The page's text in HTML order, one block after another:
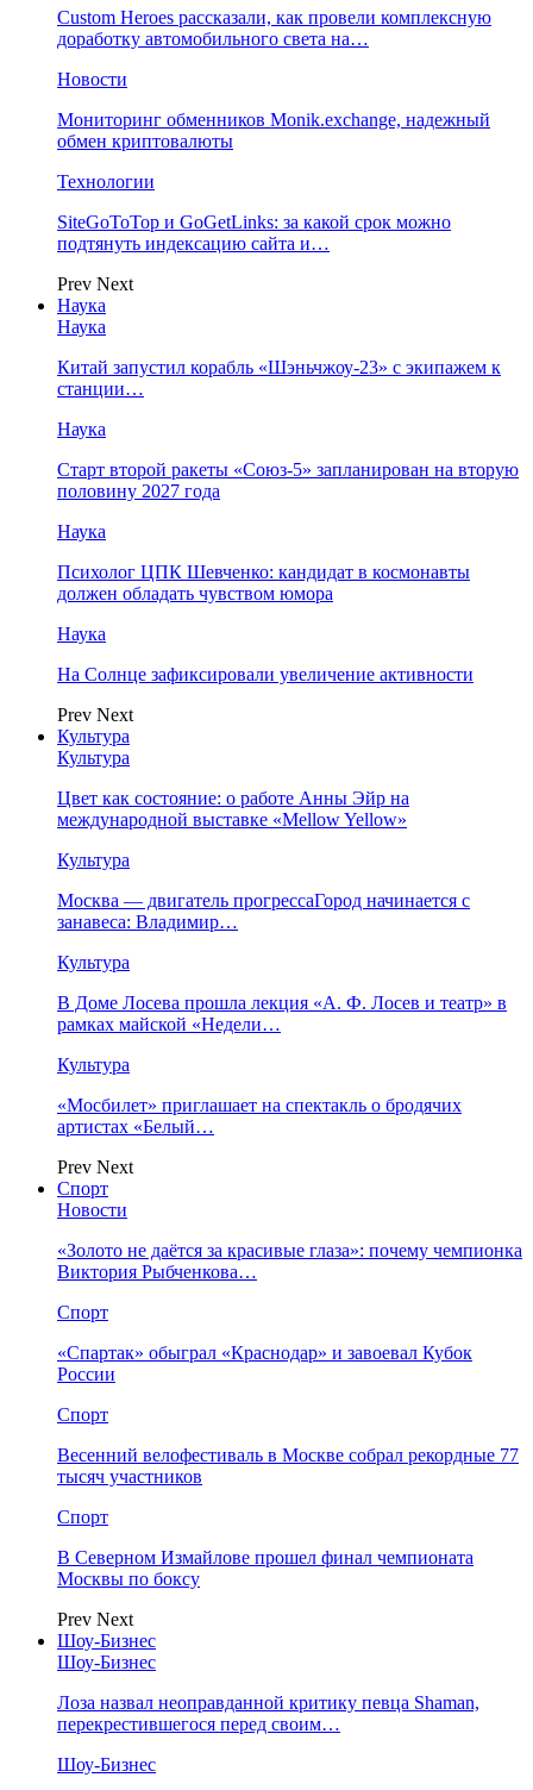
Custom Heroes рассказали, как провели комплексную
доработку автомобильного света на…
Новости
Мониторинг обменников Monik.exchange, надежный
обмен криптовалюты
Технологии
SiteGoToTop и GoGetLinks: за какой срок можно
подтянуть индексацию сайта и…
Prev Next
Наука
Наука
Китай запустил корабль «Шэньчжоу-23» с экипажем к
станции…
Наука
Старт второй ракеты «Союз-5» запланирован на вторую
половину 2027 года
Наука
Психолог ЦПК Шевченко: кандидат в космонавты
должен обладать чувством юмора
Наука
На Солнце зафиксировали увеличение активности
Prev Next
Культура
Культура
Цвет как состояние: о работе Анны Эйр на
международной выставке «Mellow Yellow»
Культура
Москва — двигатель прогрессаГород начинается с
занавеса: Владимир…
Культура
В Доме Лосева прошла лекция «А. Ф. Лосев и театр» в
рамках майской «Недели…
Культура
«Мосбилет» приглашает на спектакль о бродячих
артистах «Белый…
Prev Next
Спорт
Новости
«Золото не даётся за красивые глаза»: почему чемпионка
Виктория Рыбченкова…
Спорт
«Спартак» обыграл «Краснодар» и завоевал Кубок
России
Спорт
Весенний велофестиваль в Москве собрал рекордные 77
тысяч участников
Спорт
В Северном Измайлове прошел финал чемпионата
Москвы по боксу
Prev Next
Шоу-Бизнес
Шоу-Бизнес
Лоза назвал неоправданной критику певца Shaman,
перекрестившегося перед своим…
Шоу-Бизнес